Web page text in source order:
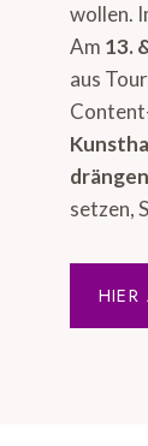
wollen.
Am 13.
aus
setzen,
HIER